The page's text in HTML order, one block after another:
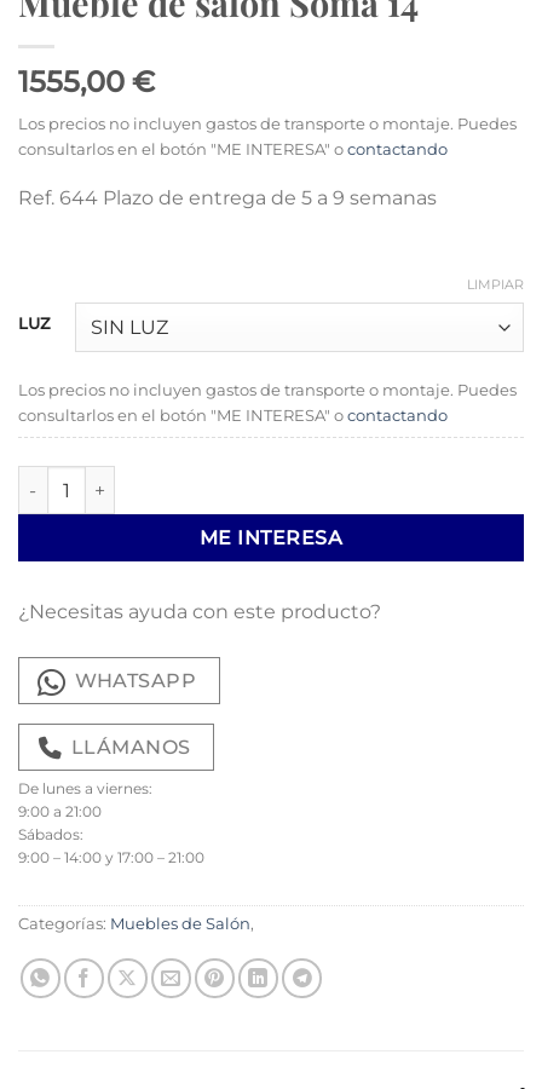
1555,00 €
Los precios no incluyen gastos de transporte o montaje. Puedes
consultarlos en el botón "ME INTERESA" ocontactando
Ref. 644 Plazo de entrega de 5 a 9 semanas
LUZ
LIMPIAR
Los precios no incluyen gastos de transporte o montaje. Puedes
consultarlos en el botón "ME INTERESA" ocontactando
Mueble de salón Soma 14 cantidad
ME INTERESA
¿Necesitas ayuda con este producto?
WHATSAPP
LLÁMANOS
De lunes a viernes:
9:00 a 21:00
Sábados:
9:00 – 14:00 y 17:00 – 21:00
Categorías: Muebles de Salón,